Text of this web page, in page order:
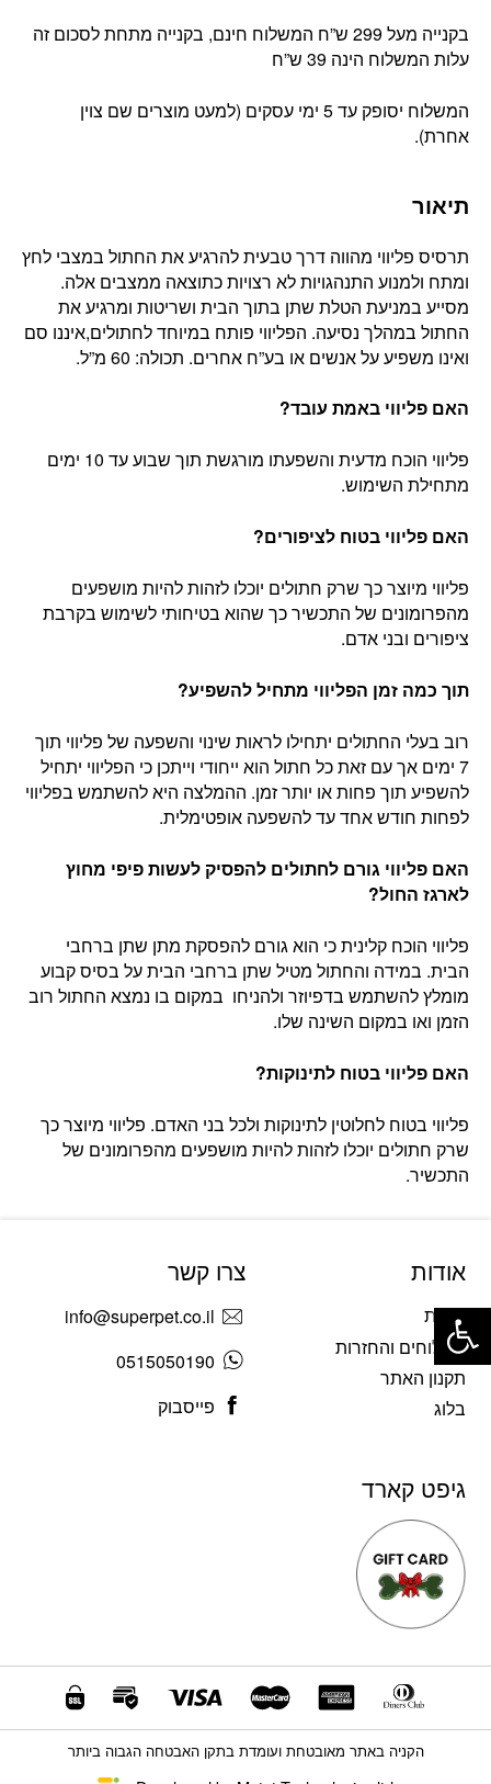
בקנייה מעל 299 ש”ח המשלוח חינם, בקנייה מתחת לסכום זה
עלות המשלוח הינה 39 ש”ח
המשלוח יסופק עד 5 ימי עסקים (למעט מוצרים שם צוין
אחרת).
תיאור
תרסיס פליווי מהווה דרך טבעית להרגיע את החתול במצבי לחץ
ומתח ולמנוע התנהגויות לא רצויות כתוצאה ממצבים אלה.
מסייע במניעת הטלת שתן בתוך הבית ושריטות ומרגיע את
החתול במהלך נסיעה. הפליווי פותח במיוחד לחתולים,איננו סם
ואינו משפיע על אנשים או בע”ח אחרים. תכולה: 60 מ”ל.
האם פליווי באמת עובד?
פליווי הוכח מדעית והשפעתו מורגשת תוך שבוע עד 10 ימים
מתחילת השימוש.
האם פליווי בטוח לציפורים?
פליווי מיוצר כך שרק חתולים יוכלו לזהות להיות מושפעים
מהפרומונים של התכשיר כך שהוא בטיחותי לשימוש בקרבת
ציפורים ובני אדם.
תוך כמה זמן הפליווי מתחיל להשפיע?
רוב בעלי החתולים יתחילו לראות שינוי והשפעה של פליווי תוך
7 ימים אך עם זאת כל חתול הוא ייחודי וייתכן כי הפליווי יתחיל
להשפיע תוך פחות או יותר זמן. ההמלצה היא להשתמש בפליווי
לפחות חודש אחד עד להשפעה אופטימלית.
האם פליווי גורם לחתולים להפסיק לעשות פיפי מחוץ
לארגז החול?
פליווי הוכח קלינית כי הוא גורם להפסקת מתן שתן ברחבי
הבית. במידה והחתול מטיל שתן ברחבי הבית על בסיס קבוע
מומלץ להשתמש בדפיוזר ולהניחו במקום בו נמצא החתול רוב
הזמן ואו במקום השינה שלו.
האם פליווי בטוח לתינוקות?
פליווי בטוח לחלוטין לתינוקות ולכל בני האדם. פליווי מיוצר כך
שרק חתולים יוכלו לזהות להיות מושפעים מהפרומונים של
התכשיר.
אודות
אודות
משלוחים והחזרות
תקנון האתר
בלוג
צרו קשר
info@superpet.co.il
0515050190
פייסבוק
גיפט קארד
הקניה באתר מאובטחת ועומדת בתקן האבטחה הגבוה ביותר
פתח סרגל נגישות